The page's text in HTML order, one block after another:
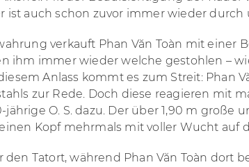
ist auch schon zuvor immer wieder
verkauft Phan Văn Toàn mit einer
ihm immer wieder welche gestohlen –
Anlass kommt es zum Streit:Phan
zur Rede. Doch diese reagieren mit
O. S. dazu. Der über 1,90 m große
Kopf mehrmals mit voller Wucht auf
den Tatort, während Phan Văn Toàn dort